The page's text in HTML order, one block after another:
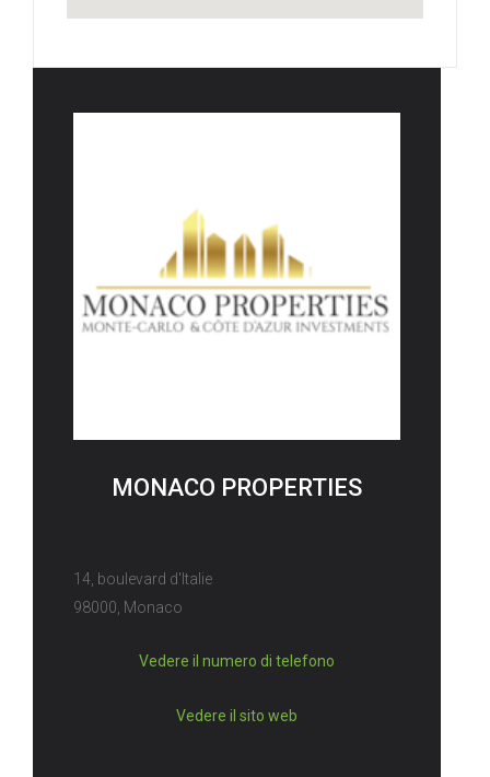
MONACO PROPERTIES
14, boulevard d'Italie
98000, Monaco
Vedere il numero di telefono
Vedere il sito web